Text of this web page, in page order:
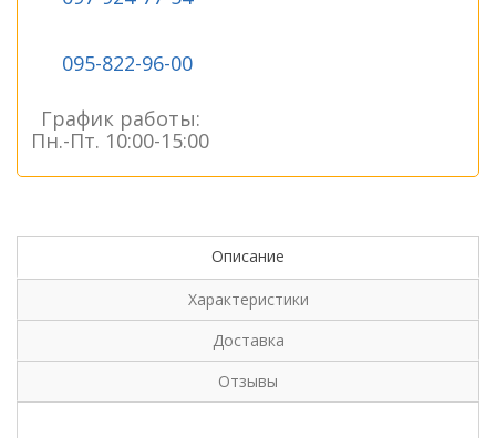
095-822-96-00
График работы:
Пн.-Пт. 10:00-15:00
Описание
Характеристики
Доставка
Отзывы